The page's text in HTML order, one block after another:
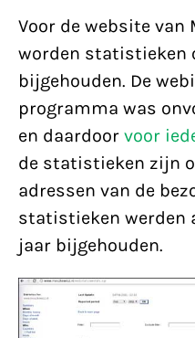
Voor de website van
worden statistieken
bijgehouden. De
programma was
en daardoor voor
de statistieken zijn
adressen van de
statistieken werden
jaar bijgehouden.